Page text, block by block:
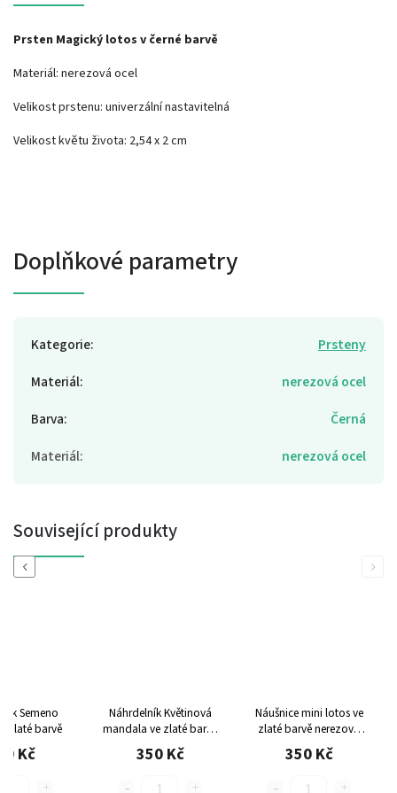
Prsten Magický lotos v černé barvě
Materiál: nerezová ocel
Velikost prstenu: univerzální nastavitelná
Velikost květu života: 2,54 x 2 cm
Doplňkové parametry
Kategorie:
Prsteny
Materiál:
nerezová ocel
Barva:
Černá
Materiál: nerezová ocel
Související produkty
Previous
Semeno
zlaté barvě
Kč
Náhrdelník Květinová
mandala ve zlaté barvě
nerezová ocel
350 Kč
Náušnice mini lotos ve
zlaté barvěnerezová
ocel
350 Kč
Next